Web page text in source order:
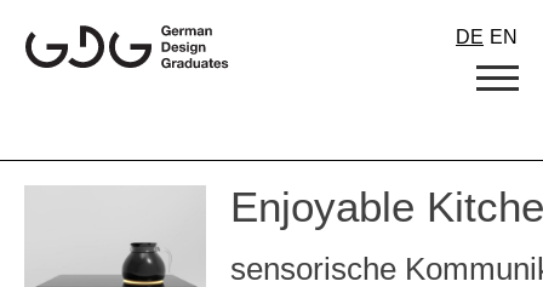
content
DE EN
Enjoyable
sensorische